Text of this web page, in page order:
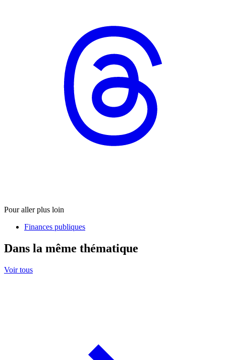
Pour aller plus loin
Finances publiques
Dans la même thématique
Voir tous